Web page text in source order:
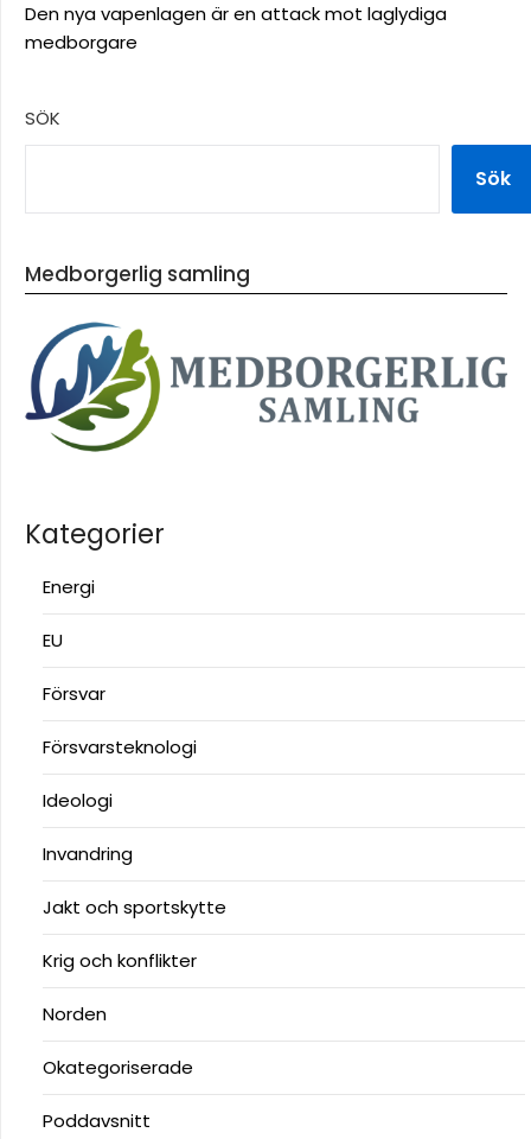
Den nya vapenlagen är en attack mot laglydiga
medborgare
SÖK
Sök
Medborgerlig samling
Kategorier
Energi
EU
Försvar
Försvarsteknologi
Ideologi
Invandring
Jakt och sportskytte
Krig och konflikter
Norden
Okategoriserade
Poddavsnitt